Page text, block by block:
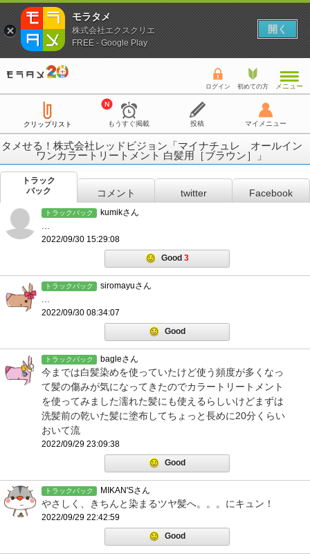
ログイン 初めての方 メニュー
クリップリスト もうすぐ掲載 投稿 マイメニュー
タメせる！株式会社レッドビジョン「マイナチュレ オールイン
ワンカラートリートメント 白髪用［ブラウン］」
トラック
バック
コメント twitter Facebook
トラックバック kumikさん
2022/09/30 15:29:08
Good 3
トラックバック siromayuさん
2022/09/30 08:34:07
Good
トラックバック bagleさん
今までは白髪染めを使っていたけど使う頻度が多くなっ
て髪の傷みが気になってきたのでカラートリートメント
を使ってみました濡れた髪にも使えるらしいけどまずは
洗髪前の乾いた髪に塗布してちょっと長めに20分くらい
おいて流
2022/09/29 23:09:38
Good
トラックバック MIKAN'Sさん
やさしく、きちんと染まるツヤ髪へ。。。にキュン！
2022/09/29 22:42:59
Good
モラタメ
株式会社エクスクリエ
FREE - Google Play
開く